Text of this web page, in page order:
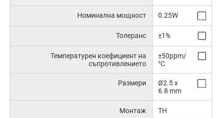
Номинална мощност 0.25W
Толеранс ±1%
Температурен коефициент на
съпротивлението
±50ppm/
°C
Размери
Ø2.5 x
6.8 mm
Монтаж TH